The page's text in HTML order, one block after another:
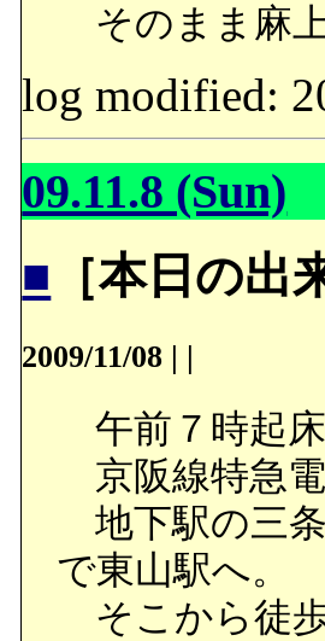
そのまま麻
log modified:
09.11.8 (Sun)
■ ［本日の出
2009/11/08 | |
午前７時起
京阪線特急
地下駅の三
で東山駅へ。
そこから徒